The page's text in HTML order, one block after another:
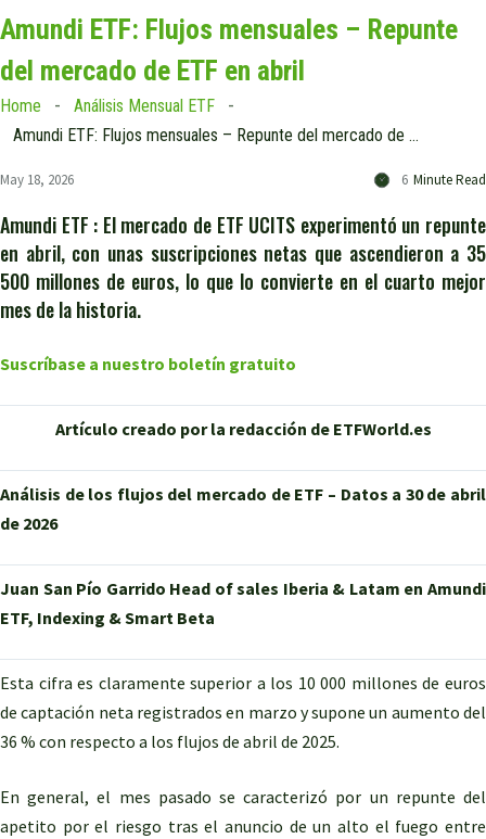
Amundi ETF: Flujos mensuales – Repunte
del mercado de ETF en abril
Home
Análisis Mensual ETF
Amundi ETF: Flujos mensuales – Repunte del mercado de ETF en abril
May 18, 2026 6 Minute Read
Amundi ETF : El mercado de ETF UCITS experimentó un repunte
en abril, con unas suscripciones netas que ascendieron a 35
500 millones de euros, lo que lo convierte en el cuarto mejor
mes de la historia.
Suscríbase a nuestro boletín gratuito
Artículo creado por la redacción de ETFWorld.es
Análisis de los flujos del mercado de ETF – Datos a 30 de abril
de 2026
Juan San Pío Garrido Head of sales Iberia & Latam en Amundi
ETF, Indexing & Smart Beta
Esta cifra es claramente superior a los 10 000 millones de euros
de captación neta registrados en marzo y supone un aumento del
36 % con respecto a los flujos de abril de 2025.
En general, el mes pasado se caracterizó por un repunte del
apetito por el riesgo tras el anuncio de un alto el fuego entre